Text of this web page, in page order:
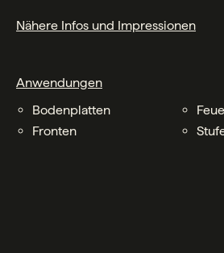
Nähere Infos und Impressionen
Anwendungen
Bodenplatten
Fronten